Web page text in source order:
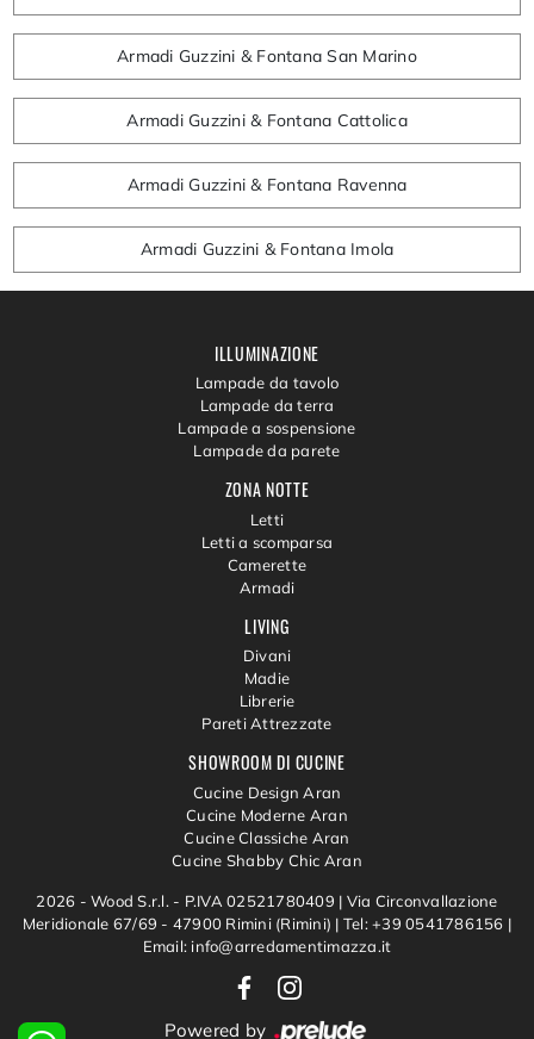
Armadi Guzzini & Fontana San Marino
Armadi Guzzini & Fontana Cattolica
Armadi Guzzini & Fontana Ravenna
Armadi Guzzini & Fontana Imola
SHOWROOM DI CUCINE
Cucine Design Aran
Cucine Moderne Aran
Cucine Classiche Aran
Cucine Shabby Chic Aran
LIVING
Divani
Madie
Librerie
Pareti Attrezzate
ZONA NOTTE
Letti
Letti a scomparsa
Camerette
Armadi
ILLUMINAZIONE
Lampade da tavolo
Lampade da terra
Lampade a sospensione
Lampade da parete
2026 - Wood S.r.l. - P.IVA 02521780409 | Via Circonvallazione
Meridionale 67/69 - 47900 Rimini (Rimini) | Tel: +39 0541786156 |
Email: info@arredamentimazza.it
Powered by